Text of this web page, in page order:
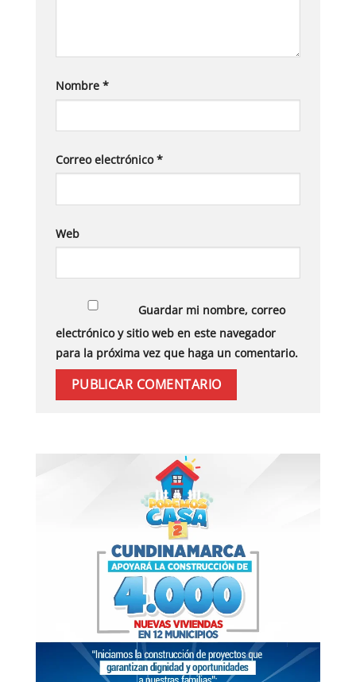
Nombre *
Correo electrónico*
Web
Guardar mi nombre, correo
electrónico y sitio web en este navegador
para la próxima vez que haga un comentario.